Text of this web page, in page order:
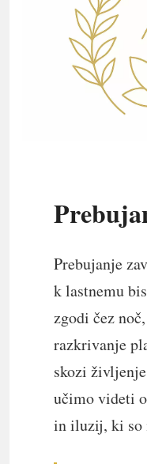
Prebujanje
k lastnemu
zgodi čez
razkrivanje
skozi
učimo videti
in iluzij, ki so